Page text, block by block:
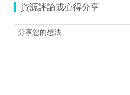
母
闖
資源評論或心得分享